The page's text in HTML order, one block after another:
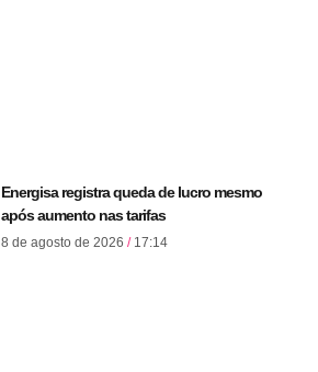
Energisa registra queda de lucro mesmo
após aumento nas tarifas
8 de agosto de 2026 17:14